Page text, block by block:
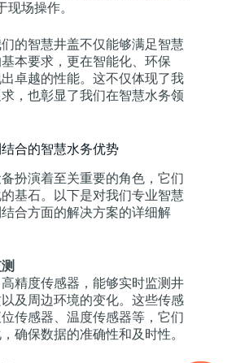
现场操作。
的智慧井盖不仅能够满足智慧
本要求，更在智能化、环保
卓越的性能。这不仅体现了我
，也彰显了我们在智慧水务领
合的智慧水务优势
扮演着至关重要的角色，它们
基石。以下是对我们专业智慧
合方面的解决方案的详细解
精度传感器，能够实时监测井
及周边环境的变化。这些传感
传感器、温度传感器等，它们
确保数据的准确性和及时性。